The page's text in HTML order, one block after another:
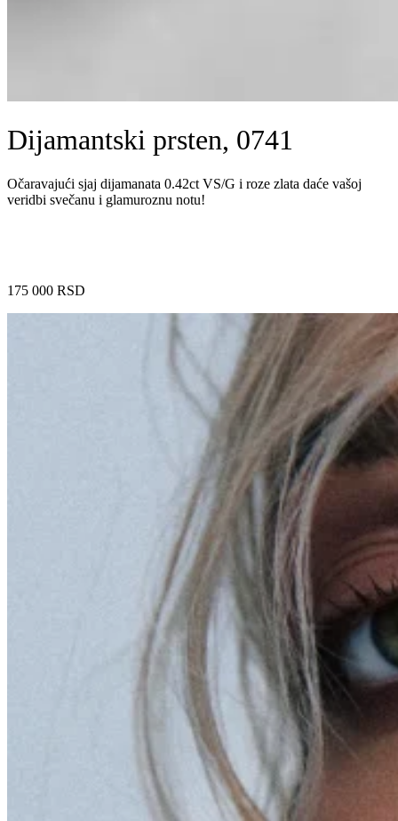
Dijamantski prsten, 0741
Očaravajući sjaj dijamanata 0.42ct VS/G i roze zlata daće vašoj
veridbi svečanu i glamuroznu notu!
175 000 RSD